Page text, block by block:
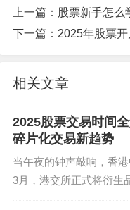
报存货周转率下降
你会发现自己最大
2025年二季度市场
据合规问题暴跌
则：永远用闲钱投
止损线坚决设置在-
与MACD金叉死叉
上一篇： 股票新手怎么
下一篇： 2025年股票开户
相关文章
2025股票交易时间
碎片化交易新趋势
当午夜的钟声敲响，香
3月，港交所正式将衍生